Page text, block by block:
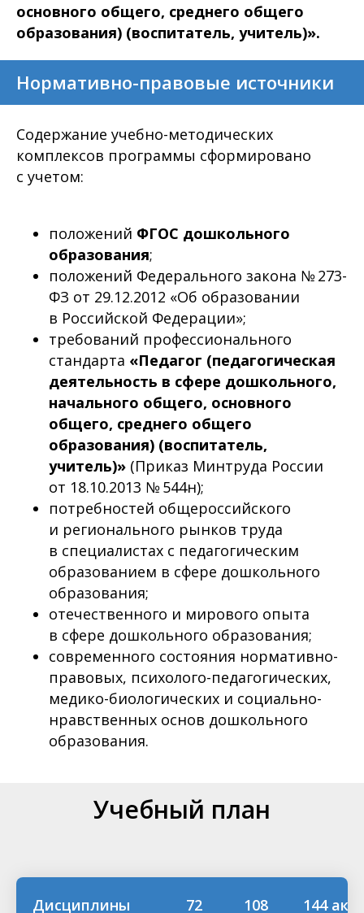
основного общего, среднего общего
образования) (воспитатель, учитель)».
Нормативно-правовые источники
Содержание учебно-методических
комплексов программы сформировано
с учетом:
положений ФГОС дошкольного
образования;
положений Федерального закона № 273-
ФЗ от 29.12.2012 «Об образовании
в Российской Федерации»;
требований профессионального
стандарта «Педагог (педагогическая
деятельность в сфере дошкольного,
начального общего, основного
общего, среднего общего
образования) (воспитатель,
учитель)» (Приказ Минтруда России
от 18.10.2013 № 544н);
потребностей общероссийского
и регионального рынков труда
в специалистах с педагогическим
образованием в сфере дошкольного
образования;
отечественного и мирового опыта
в сфере дошкольного образования;
современного состояния нормативно-
правовых, психолого-педагогических,
медико-биологических и социально-
нравственных основ дошкольного
образования.
Учебный план
Дисциплины
72
108
144 ак.ч